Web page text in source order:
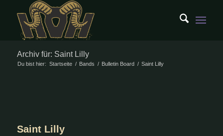
Archiv für: Saint Lilly
Du bist hier: Startseite / Bands / Bulletin Board / Saint Lilly
Saint Lilly